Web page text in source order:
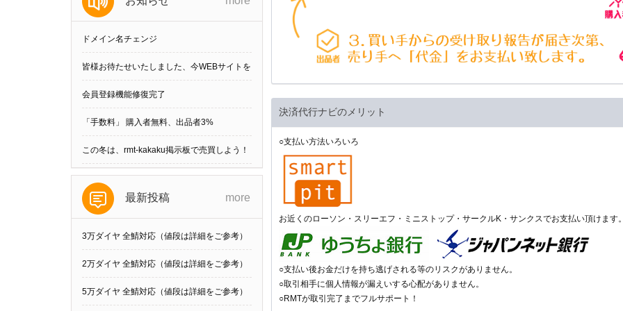
ドメイン名チェンジ
皆様お待たせいたしました、今WEBサイトを
刷新しました。
会員登録機能修復完了
「手数料」 購入者無料、出品者3%
この冬は、rmt-kakaku掲示板で売買しよう！
最新投稿 more
3万ダイヤ 全鯖対応（値段は詳細をご参考）
他の数可
2万ダイヤ 全鯖対応（値段は詳細をご参考）
他の数可
5万ダイヤ 全鯖対応（値段は詳細をご参考）
決済代行ナビのメリット
○支払い方法いろいろ
お近くのローソン・スリーエフ・ミニストップ・サークルK・サンクスでお支払い頂けます
○支払い後お金だけを持ち逃げされる等のリスクがありません。
○取引相手に個人情報が漏えいする心配がありません。
○RMTが取引完了までフルサポート！